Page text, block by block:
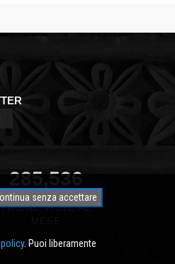
350,000
PAGINE VISTE AL
senza accettare
. Puoi liberamente